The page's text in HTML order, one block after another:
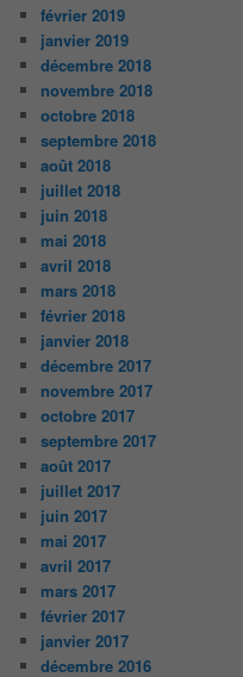
février 2019
janvier 2019
décembre 2018
novembre 2018
octobre 2018
septembre 2018
août 2018
juillet 2018
juin 2018
mai 2018
avril 2018
mars 2018
février 2018
janvier 2018
décembre 2017
novembre 2017
octobre 2017
septembre 2017
août 2017
juillet 2017
juin 2017
mai 2017
avril 2017
mars 2017
février 2017
janvier 2017
décembre 2016